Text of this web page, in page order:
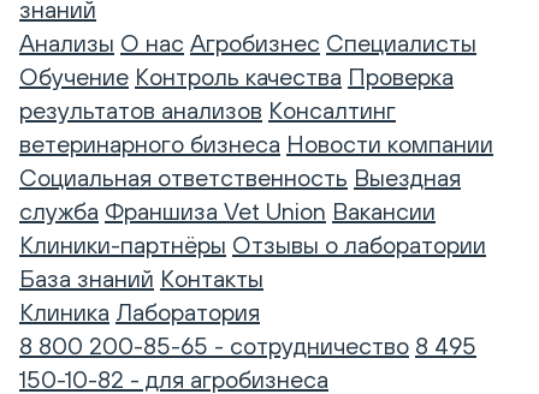
знаний
Анализы О нас Агробизнес Специалисты
Обучение Контроль качества Проверка
результатов анализов Консалтинг
ветеринарного бизнеса Новости компании
Социальная ответственность Выездная
служба Франшиза Vet Union Вакансии
Клиники-партнёры Отзывы о лаборатории
База знаний Контакты
Клиника Лаборатория
8 800 200-85-65 - сотрудничество 8 495
150-10-82 - для агробизнеса